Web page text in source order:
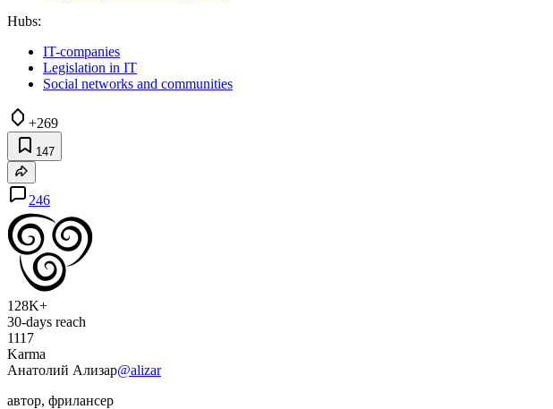
Hubs:
IT-companies
Legislation in IT
Social networks and communities
+269
147
246
128K+
30-days reach
1117
Karma
Анатолий Ализар@alizar
автор, фрилансер